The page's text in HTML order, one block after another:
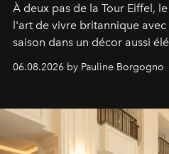
À deux pas de la Tour Eiffel,
l'art de vivre britannique
saison dans un décor aussi
06.08.2026 by Pauline Borgogno